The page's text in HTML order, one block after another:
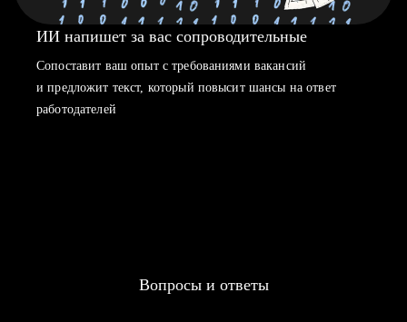
ИИ напишет за вас сопроводительные
Сопоставит ваш опыт с требованиями вакансий
и предложит текст, который повысит шансы на ответ
работодателей
Вопросы и ответы